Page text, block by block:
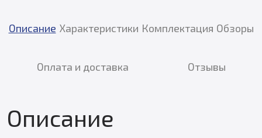
Описание Характеристики Комплектация Обзоры
Оплата и доставка Отзывы
Описание